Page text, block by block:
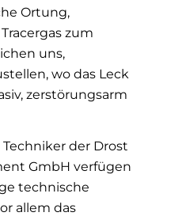
Ortung,
zum
uns,
wo das Leck
zerstörungsarm
der Drost
GmbH verfügen
technische
allem das